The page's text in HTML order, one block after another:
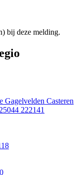
bij deze melding.
Casteren
222141